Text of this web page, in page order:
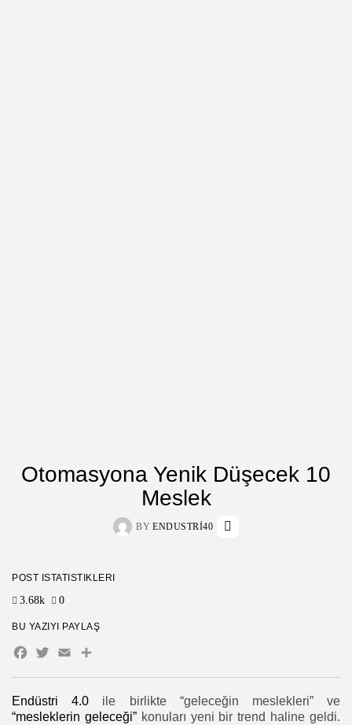
Otomasyona Yenik Düşecek 10
Meslek
BY ENDUSTRI40
Endüstri 4.0 ile birlikte “geleceğin meslekleri” ve
“mesleklerin geleceği” konuları yeni bir trend haline geldi.
POST İSTATISTIKLERI
3.68k 0
BU YAZIYI PAYLAŞ
Facebook
Twitter
EmailShare